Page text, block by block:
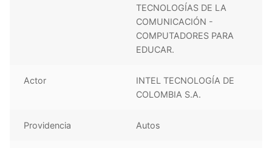
TECNOLOGÍAS DE LA
COMUNICACIÓN -
COMPUTADORES PARA
EDUCAR.
Actor
INTEL TECNOLOGÍA DE
COLOMBIA S.A.
Providencia Autos